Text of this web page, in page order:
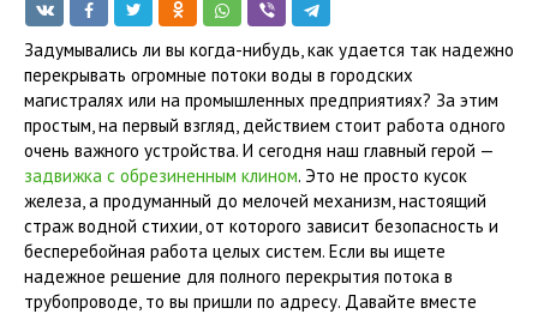
Задумывались ли вы когда-нибудь, как удается так надежно
перекрывать огромные потоки воды в городских
магистралях или на промышленных предприятиях? За этим
простым, на первый взгляд, действием стоит работа одного
очень важного устройства. И сегодня наш главный герой —
задвижка с обрезиненным клином. Это не просто кусок
железа, а продуманный до мелочей механизм, настоящий
страж водной стихии, от которого зависит безопасность и
бесперебойная работа целых систем. Если вы ищете
надежное решение для полного перекрытия потока в
трубопроводе, то вы пришли по адресу. Давайте вместе